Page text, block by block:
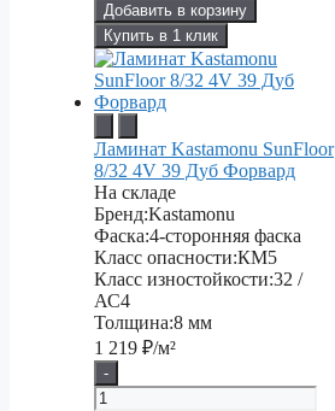
Добавить в корзину
Купить в 1 клик
Ламинат Kastamonu SunFloor
8/32 4V 39 Дуб Форвард
На складе
Бренд:Kastamonu
Фаска:4-сторонняя фаска
Класс опасности:КМ5
Класс изностойкости:32 /
АС4
Толщина:8 мм
1 219 ₽/м²
-